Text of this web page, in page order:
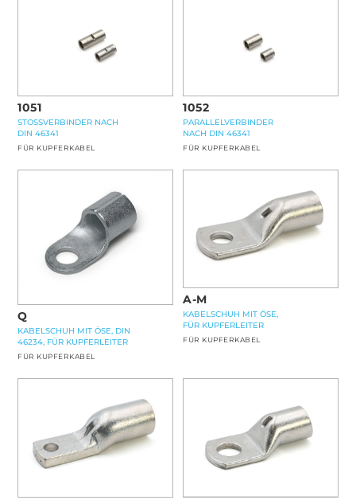
1051
STOSSVERBINDER NACH
DIN 46341
FÜR KUPFERKABEL
1052
PARALLELVERBINDER
NACH DIN 46341
FÜR KUPFERKABEL
Q
KABELSCHUH MIT ÖSE, DIN
46234, FÜR KUPFERLEITER
FÜR KUPFERKABEL
A-M
KABELSCHUH MIT ÖSE,
FÜR KUPFERLEITER
FÜR KUPFERKABEL